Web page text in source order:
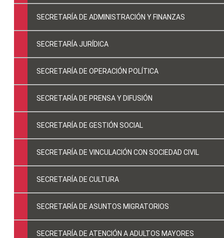
SECRETARÍA DE ADMINISTRACIÓN Y FINANZAS
SECRETARÍA JURÍDICA
SECRETARÍA DE OPERACIÓN POLÍTICA
SECRETARÍA DE PRENSA Y DIFUSIÓN
SECRETARÍA DE GESTIÓN SOCIAL
SECRETARÍA DE VINCULACIÓN CON SOCIEDAD CIVIL
SECRETARÍA DE CULTURA
SECRETARÍA DE ASUNTOS MIGRATORIOS
SECRETARÍA DE ATENCIÓN A ADULTOS MAYORES